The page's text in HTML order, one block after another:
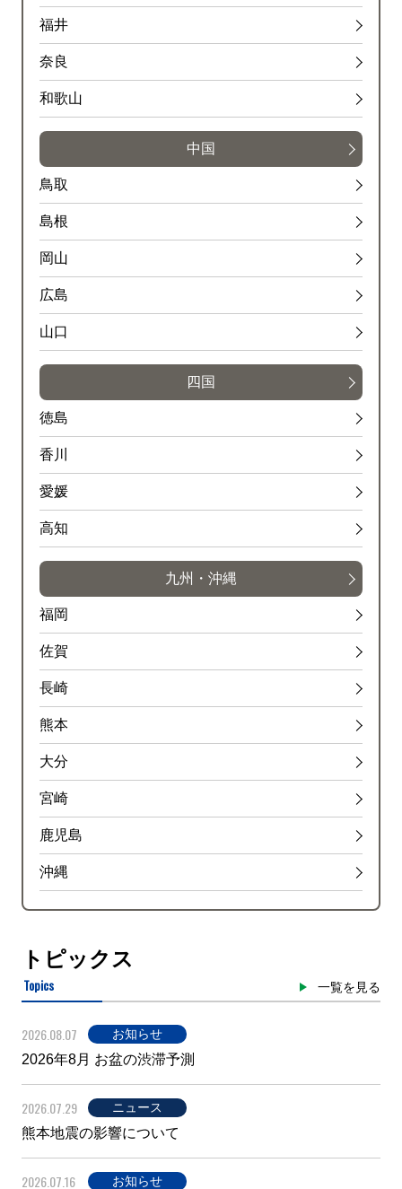
福井
奈良
和歌山
中国
鳥取
島根
岡山
広島
山口
四国
徳島
香川
愛媛
高知
九州・沖縄
福岡
佐賀
長崎
熊本
大分
宮崎
鹿児島
沖縄
トピックス
Topics 一覧を見る
2026.08.07 お知らせ
2026年8月 お盆の渋滞予測
2026.07.29 ニュース
熊本地震の影響について
2026.07.16 お知らせ